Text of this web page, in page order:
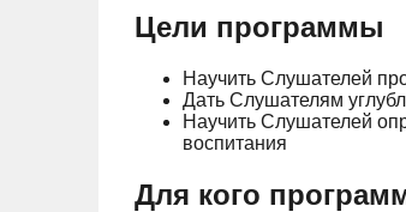
Цели программы
Научить Слушателей
Дать Слушателям
Научить Слушателей
воспитания
Для кого